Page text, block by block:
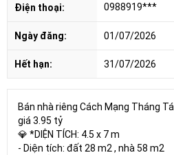
Điện thoại: 0988919***
Ngày đăng: 01/07/2026
Hết hạn: 31/07/2026
Bán nhà riêng Cách Mạng Tháng
giá 3.95 tỷ
💎 *DIỆN TÍCH: 4.5 x 7 m
- Diện tích: đất 28 m2 , nhà 58 m2